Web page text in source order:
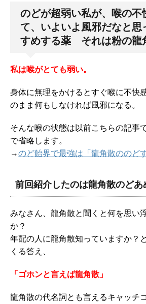
のどが超弱い私が、喉の不
て、いよいよ風邪だなと思
すめする薬 それは粉の龍
私は喉がとても弱い。
身体に無理をかけるとすぐ喉に不快
のまま何もしなければ風邪になる。
そんな喉の状態は以前こちらの記事
で省略します。
→のど飴界で最強は「龍角散ののど
前回紹介したのは龍角散のどあ
みなさん、龍角散と聞くと何を思い
か？
年配の人に龍角散知っていますか？
くる答え、
「ゴホンと言えば龍角散」
龍角散の代名詞とも言えるキャッチ